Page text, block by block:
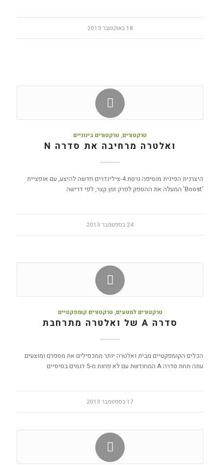
18 באוקטובר 2013
טרקטורים, טרקטורים בינוניים
ואלטרה מרחיבה את סדרה N
היצרנית הפינית מוסיפה גרסת 4-צילינדרים חדשה להיצע, עם אופציית
'Boost' המעלה את ההספק לפרק זמן קצר, לפי דרישה
24 בספטמבר 2013
טרקטורים למטעים, טרקטורים קומפקטיים
סדרה A של ואלטרה מתרחבת
הכלים הקומפקטיים מבית ואלטרה יותר ממכפילים את מספרם ומוצעים
עתה תחת סדרה A המחודשת עם לא פחות מ-5 דגמים בסיסיים
17 בספטמבר 2013